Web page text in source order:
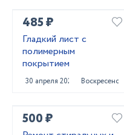
485 ₽
Гладкий лист с
полимерным
покрытием
30 апреля 2021 Воскресенск
500 ₽